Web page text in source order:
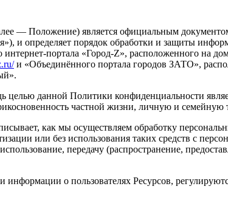
— Положение) является официальным
и определяет порядок обработки и защиты
портала «Город-Z», расположенного на
и «Объединённого портала городов ЗАТО»,
данной Политики конфиденциальности
частной жизни, личную и семейную
как мы осуществляем обработку
или без использования таких средств с
передачу (распространение,
информации о пользователях Ресурсов,